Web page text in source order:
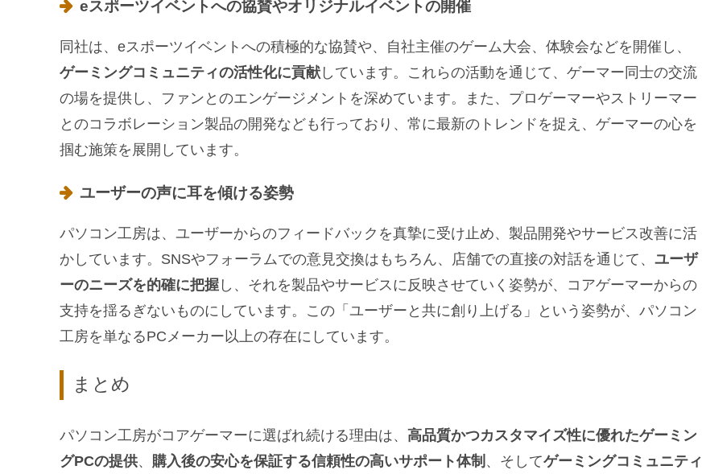
eスポーツイベントへの協賛やオリジナルイベントの開催
同社は、eスポーツイベントへの積極的な協賛や、自社主催のゲーム大会、体験会などを開催し、
ゲーミングコミュニティの活性化に貢献 しています。これらの活動を通じて、ゲーマー同士の交流
の場を提供し、ファンとのエンゲージメントを深めています。また、プロゲーマーやストリーマー
とのコラボレーション製品の開発なども行っており、常に最新のトレンドを捉え、ゲーマーの心を
掴む施策を展開しています。
ユーザーの声に耳を傾ける姿勢
パソコン工房は、ユーザーからのフィードバックを真摯に受け止め、製品開発やサービス改善に活
かしています。SNSやフォーラムでの意見交換はもちろん、店舗での直接の対話を通じて、 ユーザ
ーのニーズを的確に把握 し、それを製品やサービスに反映させていく姿勢が、コアゲーマーからの
支持を揺るぎないものにしています。この「ユーザーと共に創り上げる」という姿勢が、パソコン
工房を単なるPCメーカー以上の存在にしています。
まとめ
パソコン工房がコアゲーマーに選ばれ続ける理由は、 高品質かつカスタマイズ性に優れたゲーミン
グPCの提供、 購入後の安心を保証する信頼性の高いサポート体制 、そしてゲーミングコミュニティ